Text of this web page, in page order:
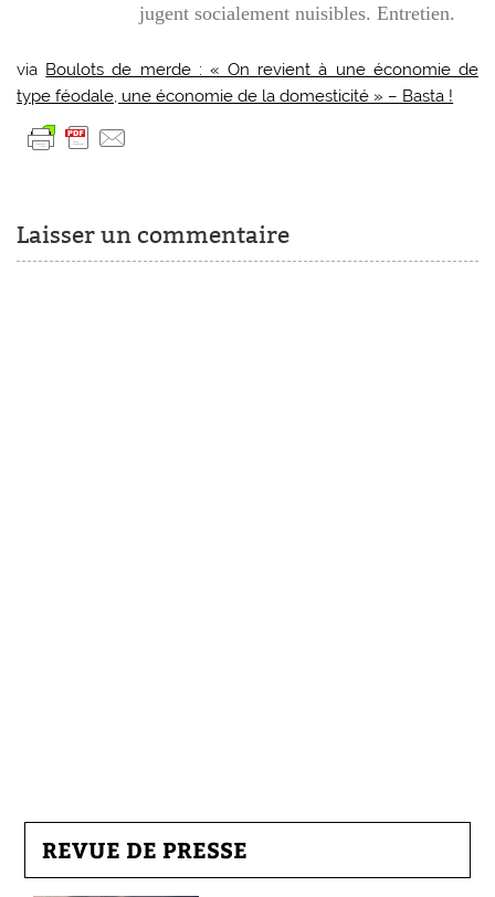
jugent socialement nuisibles. Entretien.
via Boulots de merde : « On revient à une économie de
type féodale, une économie de la domesticité » – Basta !
Laisser un commentaire
REVUE DE PRESSE